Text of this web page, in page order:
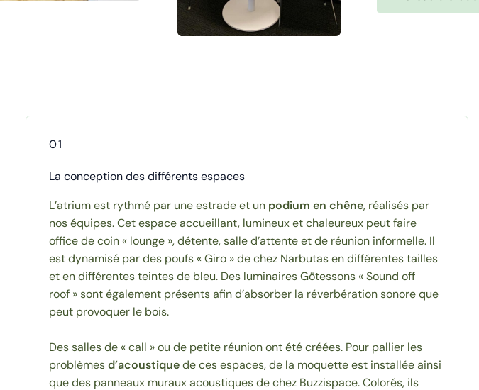
01
La conception des différents espaces
L’atrium est rythmé par une estrade et un podium en chêne, réalisés par
nos équipes. Cet espace accueillant, lumineux et chaleureux peut faire
office de coin « lounge », détente, salle d’attente et de réunion informelle. Il
est dynamisé par des poufs « Giro » de chez Narbutas en différentes tailles
et en différentes teintes de bleu. Des luminaires Götessons « Sound off
roof » sont également présents afin d’absorber la réverbération sonore que
peut provoquer le bois.
Des salles de « call » ou de petite réunion ont été créées. Pour pallier les
problèmesd’acoustiquede ces espaces, de la moquette est installée ainsi
que des panneaux muraux acoustiques de chez Buzzispace. Colorés, ils